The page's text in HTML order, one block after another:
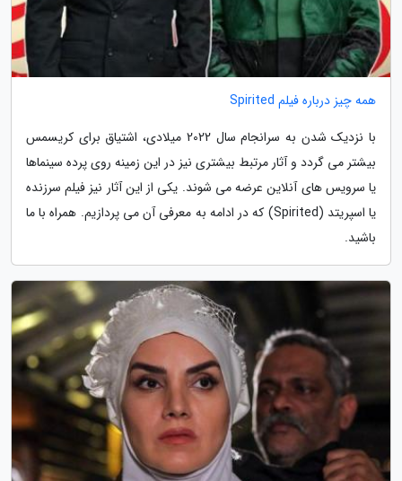
همه چیز درباره فیلم Spirited
با نزدیک شدن به سرانجام سال 2022 میلادی، اشتیاق برای کریسمس
بیشتر می گردد و آثار مرتبط بیشتری نیز در این زمینه روی پرده سینماها
یا سرویس های آنلاین عرضه می شوند. یکی از این آثار نیز فیلم سرزنده
یا اسپریتد (Spirited) که در ادامه به معرفی آن می پردازیم. همراه با ما
باشید.